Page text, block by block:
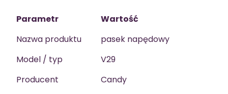
Parametr
Wartość
Nazwa produktu
pasek napędowy
Model / typ
V29
Producent
Candy